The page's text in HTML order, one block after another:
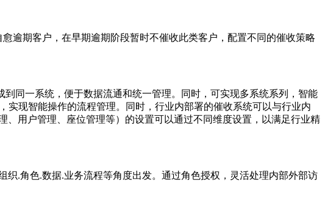
逾期客户，在早期逾期阶段暂时不催收此类客户，配置不同的催收策略
同一系统，便于数据流通和统一管理。同时，可实现多系统系列，智能
现智能操作的流程管理。同时，行业内部署的催收系统可以与行业内
用户管理、座位管理等）的设置可以通过不同维度设置，以满足行业精
.角色.数据.业务流程等角度出发。通过角色授权，灵活处理内部外部访